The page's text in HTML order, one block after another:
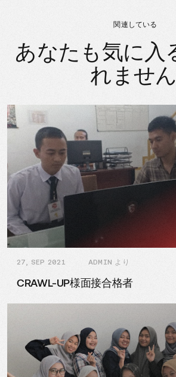
関連している
あなたも気に入
れません
27, SEP 2021 ADMIN より
CRAWL-UP様面接合格者